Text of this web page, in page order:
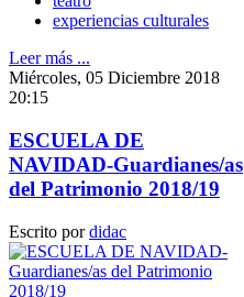
experiencias culturales
Leer más ...
Miércoles, 05 Diciembre 2018
20:15
ESCUELA DE
NAVIDAD-Guardianes/as
del Patrimonio 2018/19
Escrito pordidac